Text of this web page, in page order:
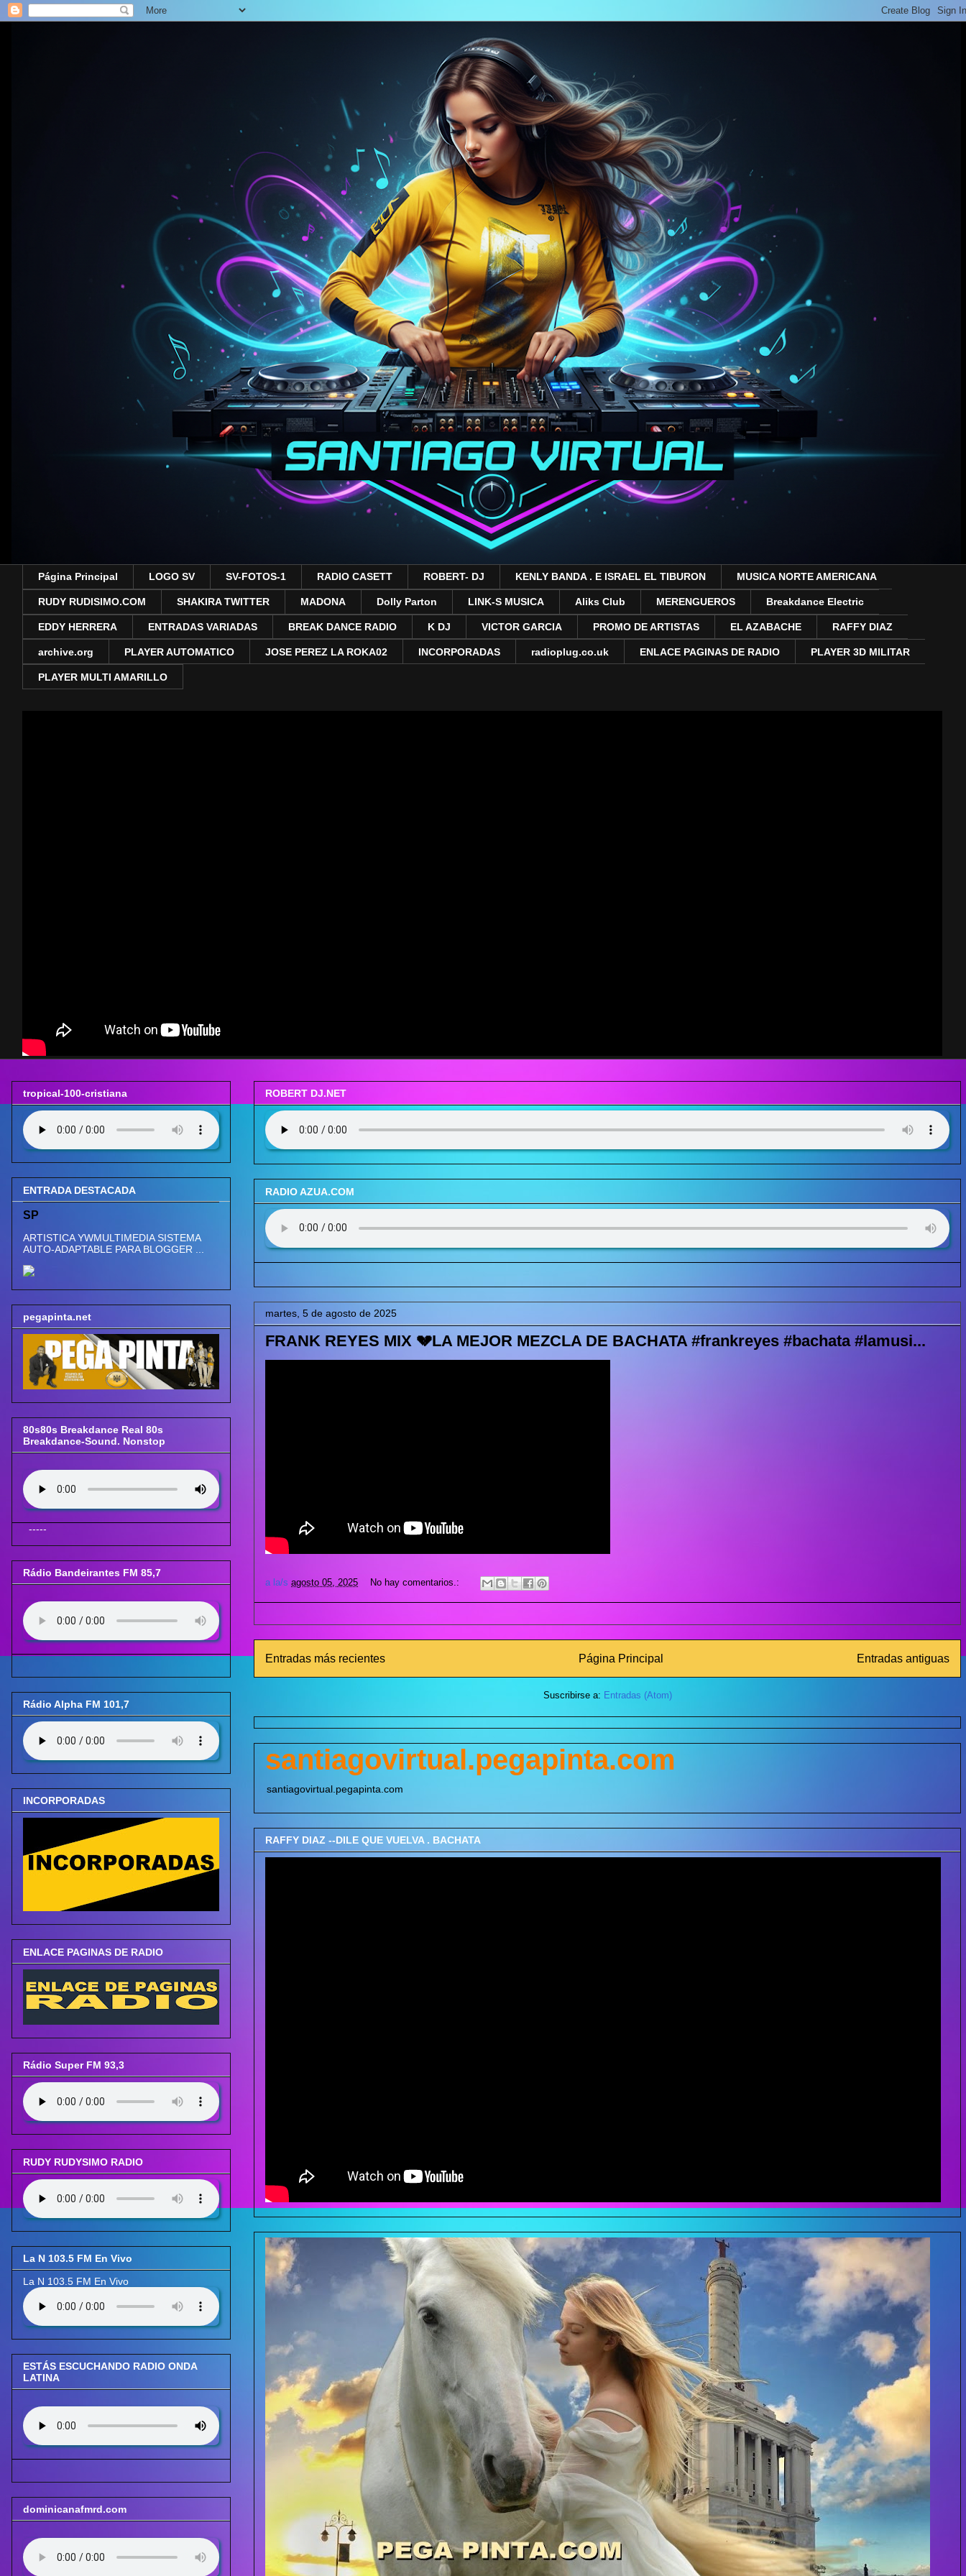
Página Principal LOGO SV SV-FOTOS-1 RADIO CASETT ROBERT- DJ KENLY BANDA . E ISRAEL EL TIBURON MUSICA NORTE AMERICANA
RUDY RUDISIMO.COM SHAKIRA TWITTER MADONA Dolly Parton LINK-S MUSICA Aliks Club MERENGUEROS Breakdance Electric
EDDY HERRERA ENTRADAS VARIADAS BREAK DANCE RADIO K DJ VICTOR GARCIA PROMO DE ARTISTAS EL AZABACHE RAFFY DIAZ
archive.org PLAYER AUTOMATICO JOSE PEREZ LA ROKA02 INCORPORADAS radioplug.co.uk ENLACE PAGINAS DE RADIO PLAYER 3D MILITAR
PLAYER MULTI AMARILLO
ROBERT DJ.NET
RADIO AZUA.COM
martes, 5 de agosto de 2025
FRANK REYES MIX 💔LA MEJOR MEZCLA DE BACHATA #frankreyes #bachata #lamusi...
a la/s agosto 05, 2025 No hay comentarios.:
Entradas más recientes Entradas antiguas
Página Principal
Suscribirse a: Entradas (Atom)
santiagovirtual.pegapinta.com
santiagovirtual.pegapinta.com
RAFFY DIAZ --DILE QUE VUELVA . BACHATA
tropical-100-cristiana
ENTRADA DESTACADA
SP
ARTISTICA YWMULTIMEDIA SISTEMA
AUTO-ADAPTABLE PARA BLOGGER ...
pegapinta.net
80s80s Breakdance Real 80s
Breakdance-Sound. Nonstop
-----
Rádio Bandeirantes FM 85,7
Rádio Alpha FM 101,7
INCORPORADAS
ENLACE PAGINAS DE RADIO
Rádio Super FM 93,3
RUDY RUDYSIMO RADIO
La N 103.5 FM En Vivo
La N 103.5 FM En Vivo
ESTÁS ESCUCHANDO RADIO ONDA
LATINA
dominicanafmrd.com